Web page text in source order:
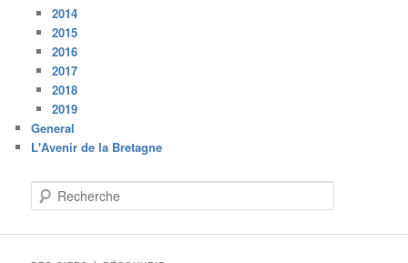
2014
2015
2016
2017
2018
2019
General
L'Avenir de la Bretagne
e
e